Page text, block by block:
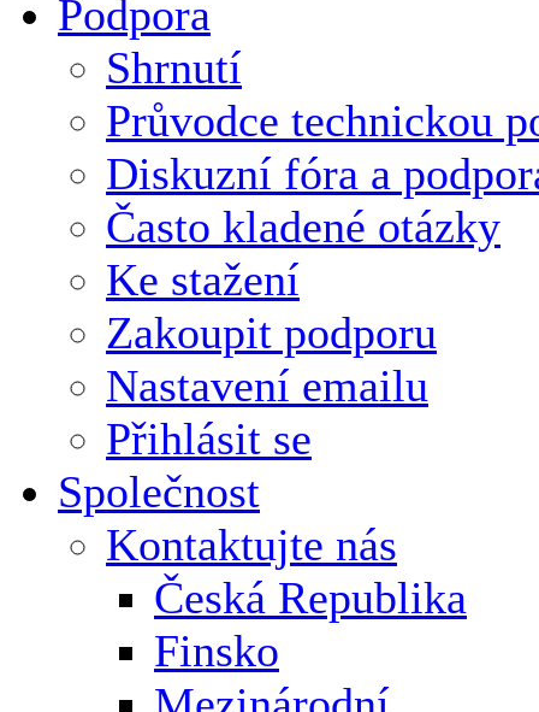
Podpora
Shrnutí
Průvodce technickou
Diskuzní fóra a
Často kladené otázky
Ke stažení
Zakoupit podporu
Nastavení emailu
Přihlásit se
Společnost
Kontaktujte nás
Česká Republika
Finsko